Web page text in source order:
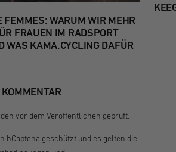
FEMMES: WARUM WIR MEHR
FRAUEN IM RADSPORT
WAS KAMA.CYCLING DAFÜR
vor dem Veröffentlichen geprüft.
hCaptcha geschützt und es gelten die